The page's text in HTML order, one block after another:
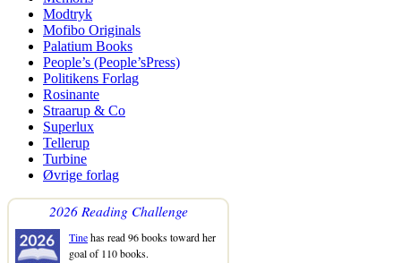
Modtryk
Mofibo Originals
Palatium Books
People’s (People’sPress)
Politikens Forlag
Rosinante
Straarup & Co
Superlux
Tellerup
Turbine
Øvrige forlag
2026 Reading Challenge
Tinehas read 96 books toward her
goal of 110 books.